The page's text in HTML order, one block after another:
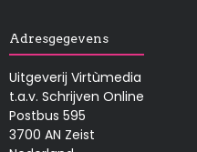
Adresgegevens
Uitgeverij Virtùmedia
t.a.v. Schrijven Online
Postbus 595
3700 AN Zeist